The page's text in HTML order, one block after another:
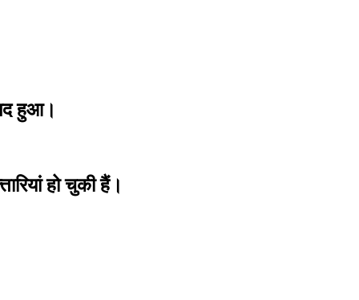
हुआ।
हो चुकी हैं।